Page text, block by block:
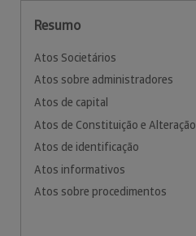
Resumo
Atos Societários
Atos sobre administradores
Atos de capital
Atos de Constituição e Alteração
Atos de identificação
Atos informativos
Atos sobre procedimentos